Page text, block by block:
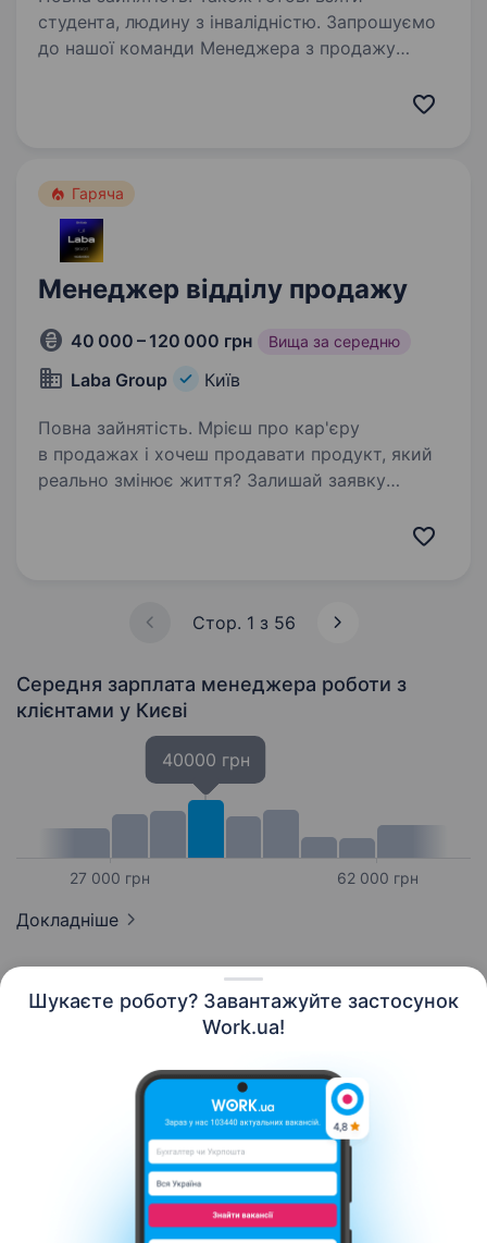
Шукаєте роботу? Завантажуйте застосунок
Work.ua!
студента, людину з інвалідністю. Запрошуємо
до нашої команди Менеджера з продажу
у тебе…
Гаряча
Менеджер відділу продажу
40 000 – 120 000 грн Вища за середню
Laba Group Київ
Повна зайнятість. Мрієш про кар'єру
в продажах і хочеш продавати продукт, який
реально змінює життя? Залишай заявку
https://apply.workable.com/laba/j/7B0DF537BE/a
Стор. 1 з 56
Середня зарплата менеджера роботи з
клієнтами у Києві
27 000 грн
40000 грн
62 000 грн
Докладніше
Контакти Про нас Кар’єра